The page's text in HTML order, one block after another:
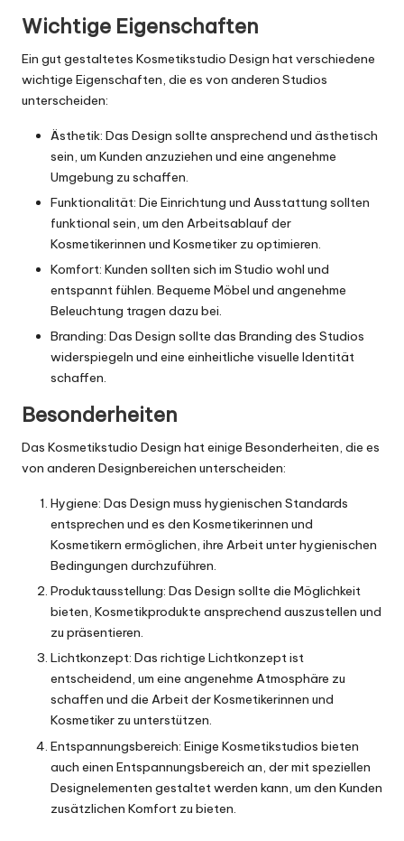
Wichtige Eigenschaften
Ein gut gestaltetes Kosmetikstudio Design hat verschiedene
wichtige Eigenschaften, die es von anderen Studios
unterscheiden:
Ästhetik: Das Design sollte ansprechend und ästhetisch
sein, um Kunden anzuziehen und eine angenehme
Umgebung zu schaffen.
Funktionalität: Die Einrichtung und Ausstattung sollten
funktional sein, um den Arbeitsablauf der
Kosmetikerinnen und Kosmetiker zu optimieren.
Komfort: Kunden sollten sich im Studio wohl und
entspannt fühlen. Bequeme Möbel und angenehme
Beleuchtung tragen dazu bei.
Branding: Das Design sollte das Branding des Studios
widerspiegeln und eine einheitliche visuelle Identität
schaffen.
Besonderheiten
Das Kosmetikstudio Design hat einige Besonderheiten, die es
von anderen Designbereichen unterscheiden:
Hygiene: Das Design muss hygienischen Standards
entsprechen und es den Kosmetikerinnen und
Kosmetikern ermöglichen, ihre Arbeit unter hygienischen
Bedingungen durchzuführen.
Produktausstellung: Das Design sollte die Möglichkeit
bieten, Kosmetikprodukte ansprechend auszustellen und
zu präsentieren.
Lichtkonzept: Das richtige Lichtkonzept ist
entscheidend, um eine angenehme Atmosphäre zu
schaffen und die Arbeit der Kosmetikerinnen und
Kosmetiker zu unterstützen.
Entspannungsbereich: Einige Kosmetikstudios bieten
auch einen Entspannungsbereich an, der mit speziellen
Designelementen gestaltet werden kann, um den Kunden
zusätzlichen Komfort zu bieten.